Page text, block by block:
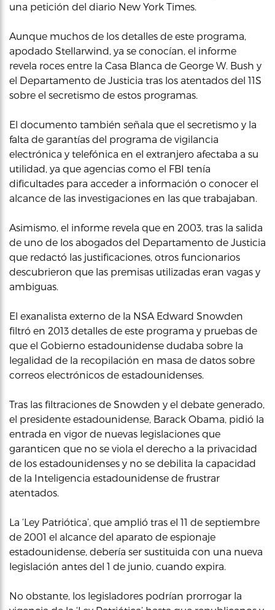
una petición del diario New York Times.
Aunque muchos de los detalles de este programa,
apodado Stellarwind, ya se conocían, el informe
revela roces entre la Casa Blanca de George W. Bush y
el Departamento de Justicia tras los atentados del 11S
sobre el secretismo de estos programas.
El documento también señala que el secretismo y la
falta de garantías del programa de vigilancia
electrónica y telefónica en el extranjero afectaba a su
utilidad, ya que agencias como el FBI tenía
dificultades para acceder a información o conocer el
alcance de las investigaciones en las que trabajaban.
Asimismo, el informe revela que en 2003, tras la salida
de uno de los abogados del Departamento de Justicia
que redactó las justificaciones, otros funcionarios
descubrieron que las premisas utilizadas eran vagas y
ambiguas.
El exanalista externo de la NSA Edward Snowden
filtró en 2013 detalles de este programa y pruebas de
que el Gobierno estadounidense dudaba sobre la
legalidad de la recopilación en masa de datos sobre
correos electrónicos de estadounidenses.
Tras las filtraciones de Snowden y el debate generado,
el presidente estadounidense, Barack Obama, pidió la
entrada en vigor de nuevas legislaciones que
garanticen que no se viola el derecho a la privacidad
de los estadounidenses y no se debilita la capacidad
de la Inteligencia estadounidense de frustrar
atentados.
La ‘Ley Patriótica’, que amplió tras el 11 de septiembre
de 2001 el alcance del aparato de espionaje
estadounidense, debería ser sustituida con una nueva
legislación antes del 1 de junio, cuando expira.
No obstante, los legisladores podrían prorrogar la